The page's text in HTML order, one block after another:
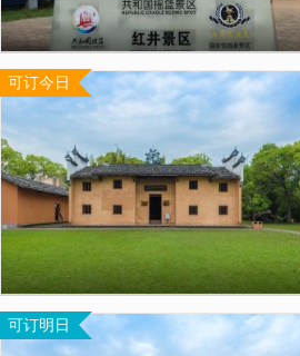
可订今日
可订明日